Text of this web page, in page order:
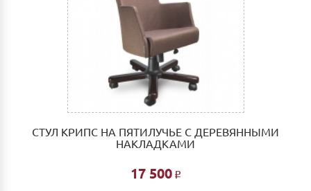
СТУЛ КРИПС НА ПЯТИЛУЧЬЕ С ДЕРЕВЯННЫМИ
НАКЛАДКАМИ
17 500 Р